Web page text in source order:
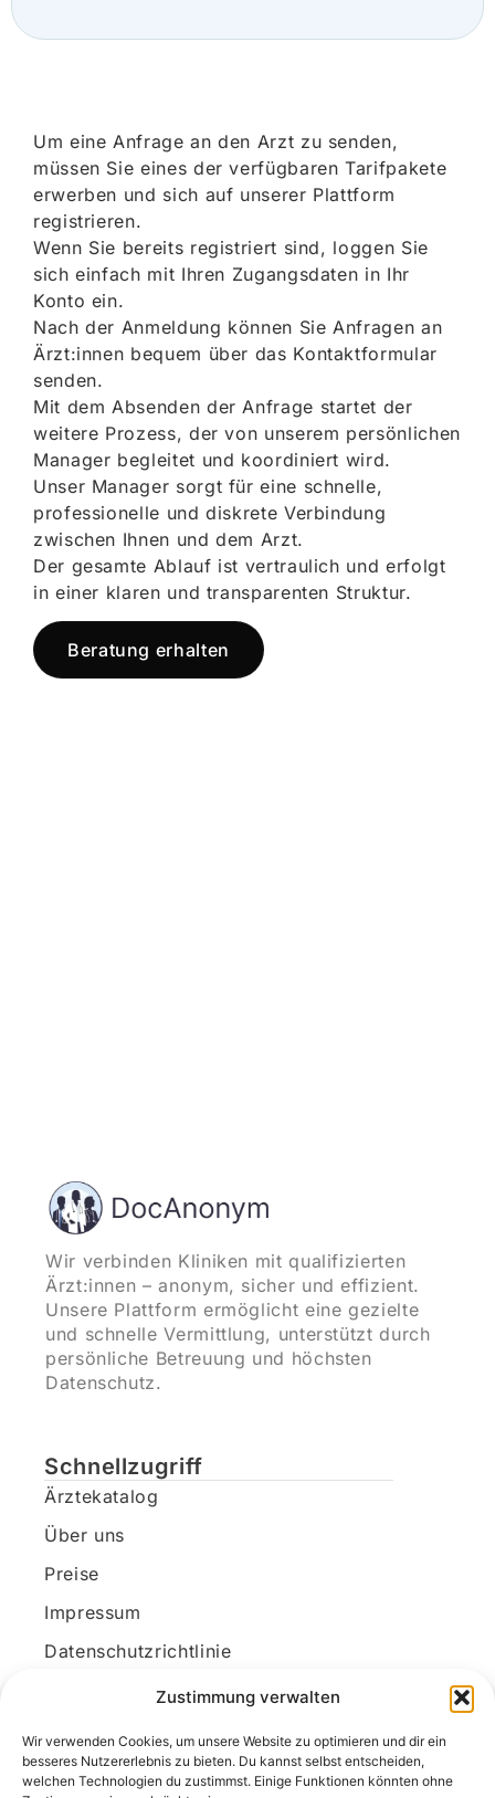
Zustimmung verwalten
Wir verwenden Cookies, um unsere Website zu optimieren und dir ein
besseres Nutzererlebnis zu bieten. Du kannst selbst entscheiden,
welchen Technologien du zustimmst. Einige Funktionen könnten ohne
Um eine Anfrage an den Arzt zu senden,
müssen Sie eines der verfügbaren Tarifpakete
erwerben und sich auf unserer Plattform
registrieren.
Wenn Sie bereits registriert sind, loggen Sie
sich einfach mit Ihren Zugangsdaten in Ihr
Konto ein.
Nach der Anmeldung können Sie Anfragen an
Ärzt:innen bequem über das Kontaktformular
senden.
Mit dem Absenden der Anfrage startet der
weitere Prozess, der von unserem persönlichen
Manager begleitet und koordiniert wird.
Unser Manager sorgt für eine schnelle,
professionelle und diskrete Verbindung
zwischen Ihnen und dem Arzt.
Der gesamte Ablauf ist vertraulich und erfolgt
in einer klaren und transparenten Struktur.
Beratung erhalten
Wir verbinden Kliniken mit qualifizierten
Ärzt:innen – anonym, sicher und effizient.
Unsere Plattform ermöglicht eine gezielte
und schnelle Vermittlung, unterstützt durch
persönliche Betreuung und höchsten
Datenschutz.
Schnellzugriff
Ärztekatalog
Über uns
Preise
Impressum
Datenschutzrichtlinie
Kundenkonto
Unsere Kontaktdaten
E-Mail: kontakt@docanonym.com